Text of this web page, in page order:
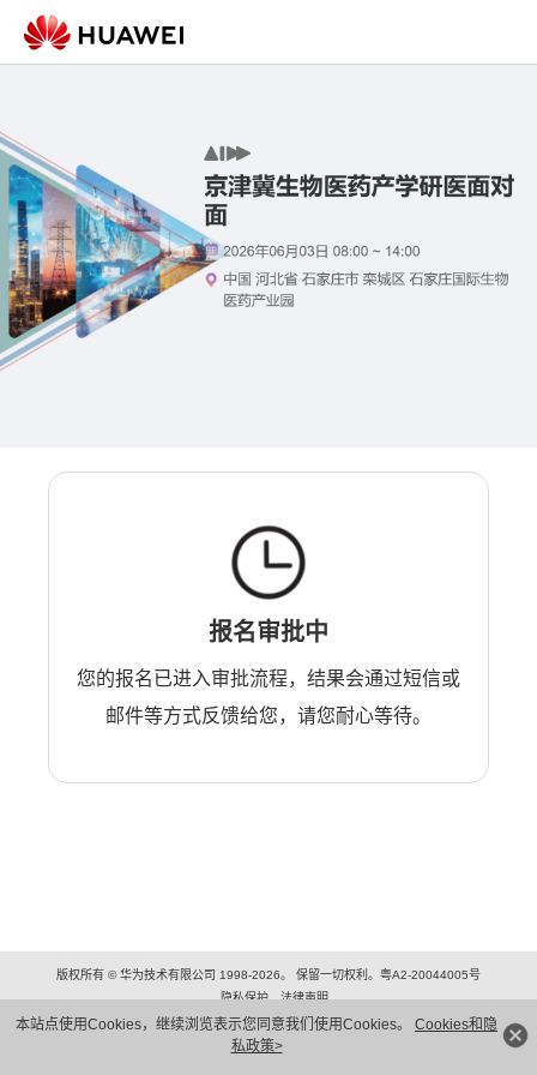
本站点使用Cookies，继续浏览表示您同意我们使用Cookies。 Cookies和隐
私政策>
报名审批中
您的报名已进入审批流程，结果会通过短信或
邮件等方式反馈给您，请您耐心等待。
版权所有 © 华为技术有限公司 1998-2026。 保留一切权利。粤A2-20044005号
隐私保护
法律声明